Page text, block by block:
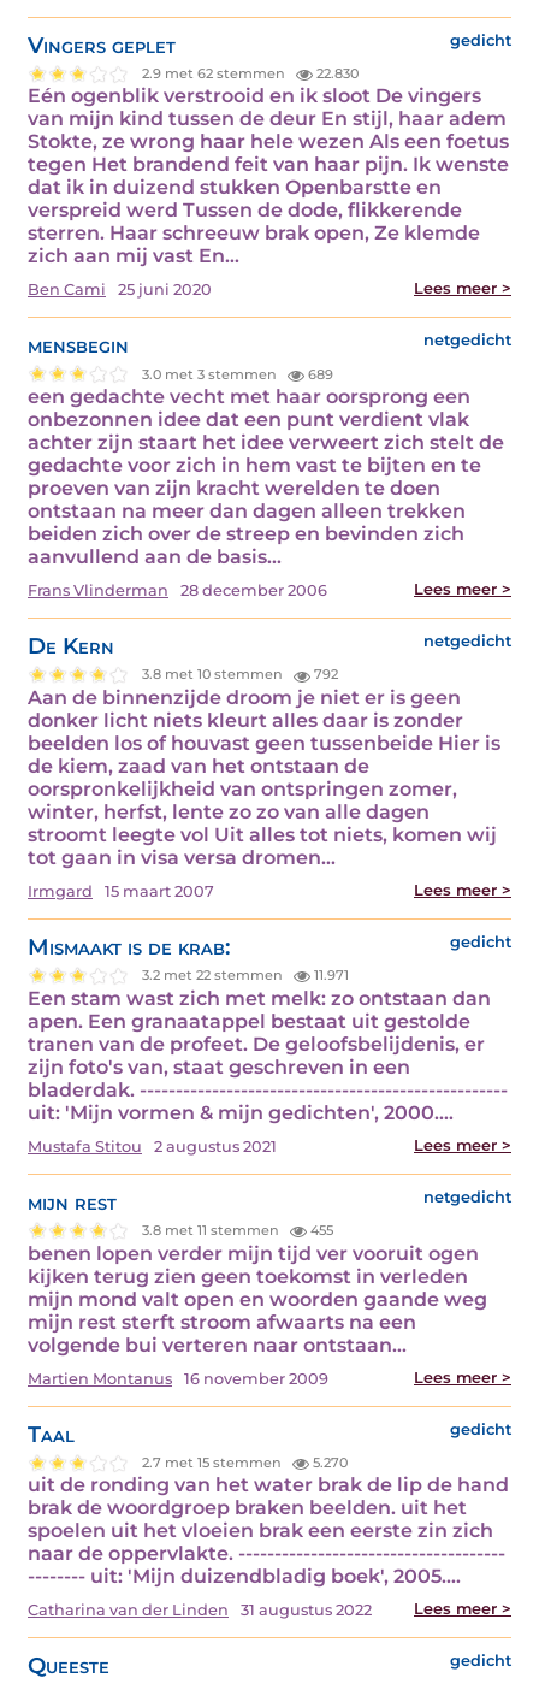
Vingers geplet gedicht
2.9 met 62 stemmen 22.830
Eén ogenblik verstrooid en ik sloot De vingers
van mijn kind tussen de deur En stijl, haar adem
Stokte, ze wrong haar hele wezen Als een foetus
tegen Het brandend feit van haar pijn. Ik wenste
dat ik in duizend stukken Openbarstte en
verspreid werd Tussen de dode, flikkerende
sterren. Haar schreeuw brak open, Ze klemde
zich aan mij vast En…
Ben Cami 25 juni 2020 Lees meer >
mensbegin netgedicht
3.0 met 3 stemmen 689
een gedachte vecht met haar oorsprong een
onbezonnen idee dat een punt verdient vlak
achter zijn staart het idee verweert zich stelt de
gedachte voor zich in hem vast te bijten en te
proeven van zijn kracht werelden te doen
ontstaan na meer dan dagen alleen trekken
beiden zich over de streep en bevinden zich
aanvullend aan de basis…
Frans Vlinderman 28 december 2006 Lees meer >
De Kern netgedicht
3.8 met 10 stemmen 792
Aan de binnenzijde droom je niet er is geen
donker licht niets kleurt alles daar is zonder
beelden los of houvast geen tussenbeide Hier is
de kiem, zaad van het ontstaan de
oorspronkelijkheid van ontspringen zomer,
winter, herfst, lente zo zo van alle dagen
stroomt leegte vol Uit alles tot niets, komen wij
tot gaan in visa versa dromen…
Irmgard 15 maart 2007 Lees meer >
Mismaakt is de krab: gedicht
3.2 met 22 stemmen 11.971
Een stam wast zich met melk: zo ontstaan dan
apen. Een granaatappel bestaat uit gestolde
tranen van de profeet. De geloofsbelijdenis, er
zijn foto's van, staat geschreven in een
bladerdak. ---------------------------------------------------
uit: 'Mijn vormen & mijn gedichten', 2000.…
Mustafa Stitou 2 augustus 2021 Lees meer >
mijn rest netgedicht
3.8 met 11 stemmen 455
benen lopen verder mijn tijd ver vooruit ogen
kijken terug zien geen toekomst in verleden
mijn mond valt open en woorden gaande weg
mijn rest sterft stroom afwaarts na een
volgende bui verteren naar ontstaan…
Martien Montanus 16 november 2009 Lees meer >
Taal gedicht
2.7 met 15 stemmen 5.270
uit de ronding van het water brak de lip de hand
brak de woordgroep braken beelden. uit het
spoelen uit het vloeien brak een eerste zin zich
naar de oppervlakte. -------------------------------------
-------- uit: 'Mijn duizendbladig boek', 2005.…
Catharina van der Linden 31 augustus 2022 Lees meer >
Queeste gedicht